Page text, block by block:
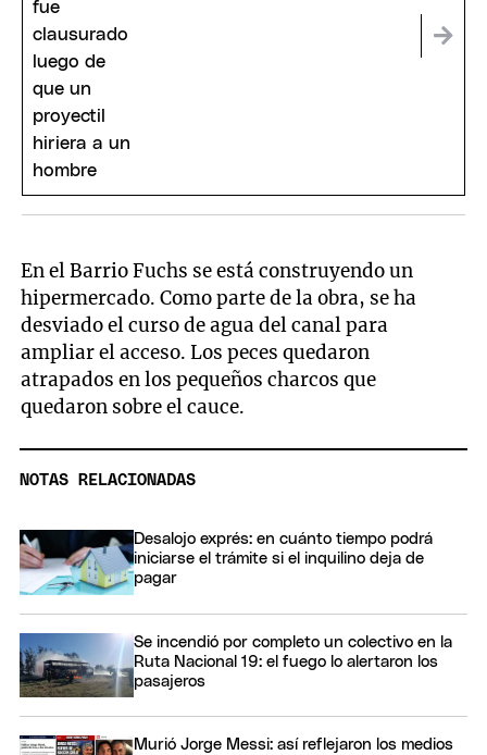
En el Barrio Fuchs se está construyendo un
hipermercado. Como parte de la obra, se ha
desviado el curso de agua del canal para
ampliar el acceso. Los peces quedaron
atrapados en los pequeños charcos que
quedaron sobre el cauce.
NOTAS RELACIONADAS
Desalojo exprés: en cuánto tiempo podrá
iniciarse el trámite si el inquilino deja de
pagar
Se incendió por completo un colectivo en la
Ruta Nacional 19: el fuego lo alertaron los
pasajeros
Murió Jorge Messi: así reflejaron los medios